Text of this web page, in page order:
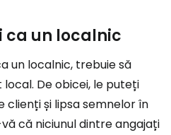
ca un localnic
un localnic, trebuie să
De obicei, le puteți
clienți și lipsa semnelor în
că niciunul dintre angajați